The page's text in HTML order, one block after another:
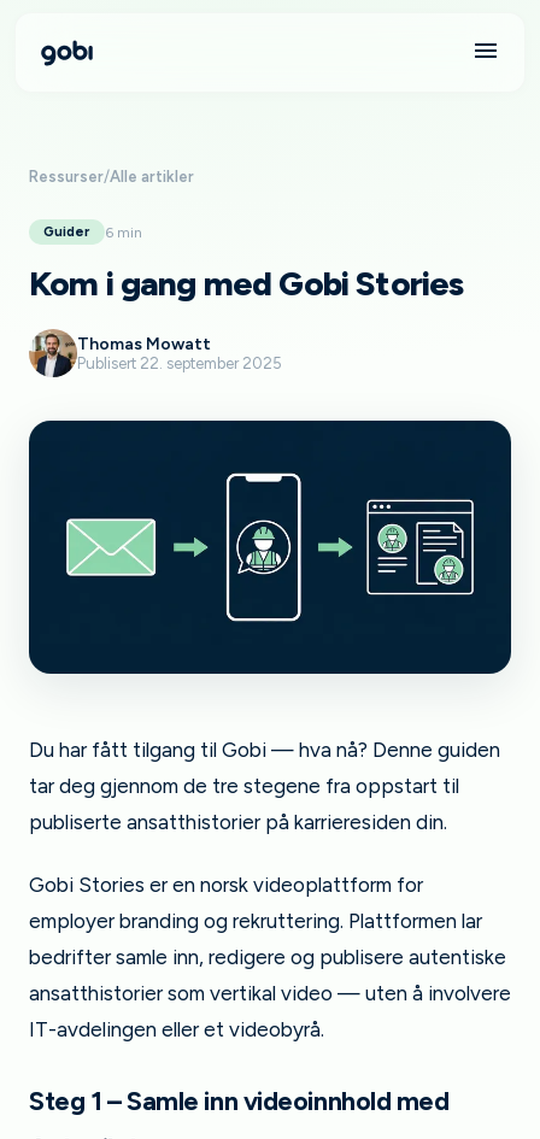
Ressurser/Alle artikler
Guider 6 min
Kom i gang med Gobi Stories
Thomas Mowatt
Publisert 22. september 2025
Du har fått tilgang til Gobi — hva nå? Denne guiden
tar deg gjennom de tre stegene fra oppstart til
publiserte ansatthistorier på karrieresiden din.
Gobi Stories er en norsk videoplattform for
employer branding og rekruttering. Plattformen lar
bedrifter samle inn, redigere og publisere autentiske
ansatthistorier som vertikal video — uten å involvere
IT-avdelingen eller et videobyrå.
Steg 1 – Samle inn videoinnhold med